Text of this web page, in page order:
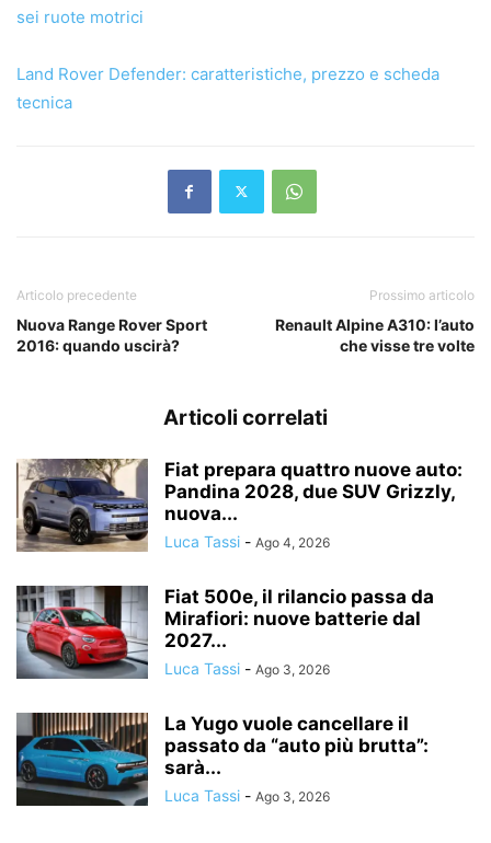
sei ruote motrici
Land Rover Defender: caratteristiche, prezzo e scheda
tecnica
Articolo precedente
Nuova Range Rover Sport
2016: quando uscirà?
Prossimo articolo
Renault Alpine A310: l’auto
che visse tre volte
Articoli correlati
Fiat prepara quattro nuove auto:
Pandina 2028, due SUV Grizzly,
nuova...
Luca Tassi - Ago 4, 2026
Fiat 500e, il rilancio passa da
Mirafiori: nuove batterie dal
2027...
Luca Tassi - Ago 3, 2026
La Yugo vuole cancellare il
passato da “auto più brutta”:
sarà...
Luca Tassi - Ago 3, 2026